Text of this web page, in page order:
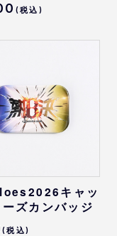
(税込)
キャッ
ズカンバッジ
(税込)